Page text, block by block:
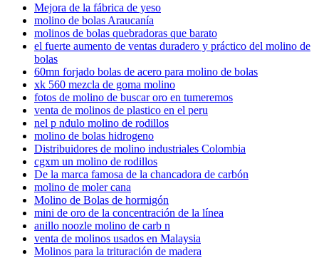
Mejora de la fábrica de yeso
molino de bolas Araucanía
molinos de bolas quebradoras que barato
el fuerte aumento de ventas duradero y práctico del molino de
bolas
60mn forjado bolas de acero para molino de bolas
xk 560 mezcla de goma molino
fotos de molino de buscar oro en tumeremos
venta de molinos de plastico en el peru
nel p ndulo molino de rodillos
molino de bolas hidrogeno
Distribuidores de molino industriales Colombia
cgxm un molino de rodillos
De la marca famosa de la chancadora de carbón
molino de moler cana
Molino de Bolas de hormigón
mini de oro de la concentración de la línea
anillo noozle molino de carb n
venta de molinos usados en Malaysia
Molinos para la trituración de madera